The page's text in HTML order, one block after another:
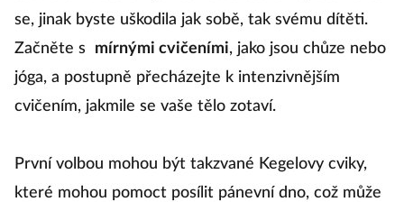
se, jinak byste uškodila jak sobě, tak svému dítěti.
Začněte s
mírnými cvičeními, jako jsou chůze nebo
jóga, a postupně přecházejte k intenzivnějším
cvičením, jakmile se vaše tělo zotaví.
První volbou mohou být takzvané Kegelovy cviky,
které mohou pomoct posílit pánevní dno, což může